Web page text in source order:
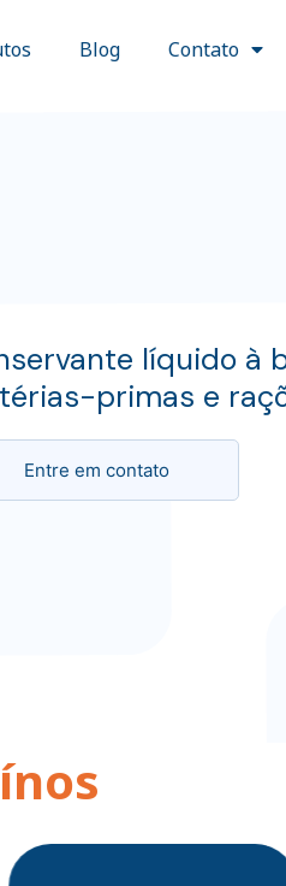
Blog Contato
líquido à
primas e
Entre em contato